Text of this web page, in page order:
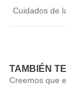
Cuidados de
TAMBIÉN